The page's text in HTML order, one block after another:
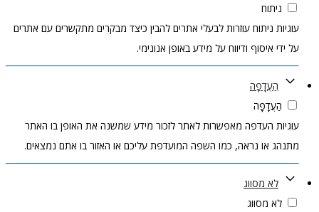
ניתוח
עוגיות ניתוח עוזרות לבעלי אתרים להבין כיצד מבקרים מתקשרים עם אתרים
על ידי איסוף ודיווח על מידע באופן אנונימי.
הַעֲדָפָה
הַעֲדָפָה
עוגיות העדפה מאפשרות לאתר לזכור מידע שמשנה את האופן בו האתר
מתנהג או נראה, כמו השפה המועדפת עליכם או האזור בו אתם נמצאים.
לא מסווג
לא מסווג